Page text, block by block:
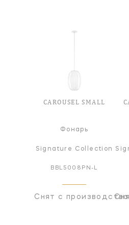
CAROUSEL SMALL
Фонарь
Signature Collection
BBL5008PN-L
Снят с производства